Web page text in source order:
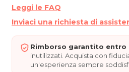
Prenditi cura della tua bellezza
cortesia e alla professionalità
ORARI
Leggi le FAQ
Inviaci una richiesta di
Rimborso garantito entro
inutilizzati. Acquista con
un'esperienza sempre